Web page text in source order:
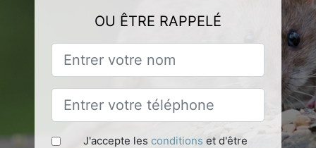
OU ÊTRE RAPPELÉ
J'accepte les conditions et d'être